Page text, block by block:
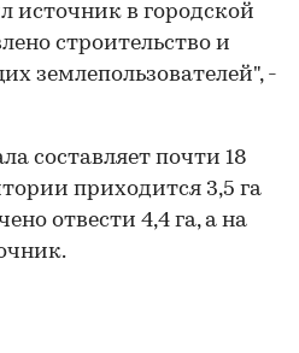
источник в городской
строительство и
землепользователей", -
составляет почти 18
приходится 3,5 га
отвести 4,4 га, а на